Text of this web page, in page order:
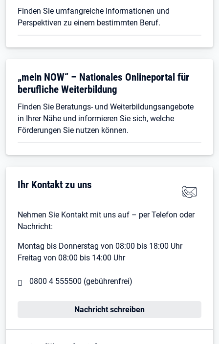
Finden Sie umfangreiche Informationen und
Perspektiven zu einem bestimmten Beruf.
Öffnet in neuem Tab
„mein NOW“ – Nationales Onlineportal für
berufliche Weiterbildung
Finden Sie Beratungs- und Weiterbildungsangebote
in Ihrer Nähe und informieren Sie sich, welche
Förderungen Sie nutzen können.
Ihr Kontakt zu uns
Nehmen Sie Kontakt mit uns auf – per Telefon oder
Nachricht:
Montag bis Donnerstag von 08:00 bis 18:00 Uhr
Freitag von 08:00 bis 14:00 Uhr
0800 4 555500 (gebührenfrei)
Nachricht schreiben